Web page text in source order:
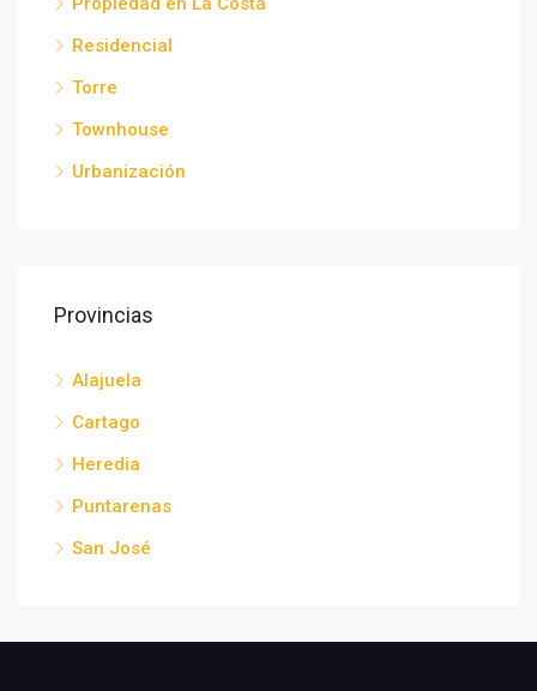
Residencial
Torre
Townhouse
Urbanización
Provincias
Alajuela
Cartago
Heredia
Puntarenas
San José